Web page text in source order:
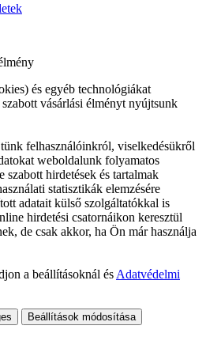
és egyéb technológiákat
vásárlási élményt nyújtsunk
felhasználóinkról, viselkedésükről
weboldalunk folyamatos
szabott hirdetések és tartalmak
statisztikák elemzésére
adatait külső szolgáltatókkal is
hirdetési csatornáikon keresztül
de csak akkor, ha Ön már használja
a beállításoknál ésAdatvédelmi
Beállítások módosítása